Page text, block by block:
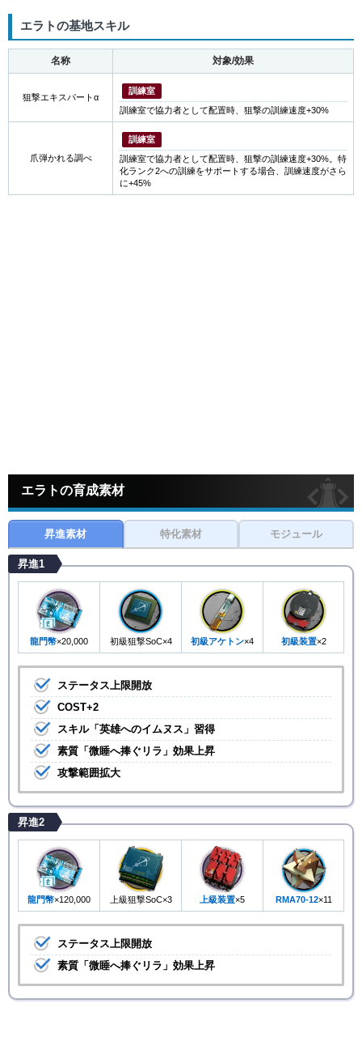
エラトの基地スキル
名称 対象/効果
狙撃エキスパートα
訓練室
訓練室で協力者として配置時、狙撃の訓練速度+30%
爪弾かれる調べ
訓練室
訓練室で協力者として配置時、狙撃の訓練速度+30%。特
化ランク2への訓練をサポートする場合、訓練速度がさら
に+45%
エラトの育成素材
昇進素材 特化素材 モジュール
昇進1
龍門幣×20,000 初級狙撃SoC×4 初級アケトン×4 初級装置×2
ステータス上限開放
COST+2
スキル「英雄へのイムヌス」習得
素質「微睡へ捧ぐリラ」効果上昇
攻撃範囲拡大
昇進2
龍門幣×120,000 上級狙撃SoC×3 上級装置×5 RMA70-12×11
ステータス上限開放
素質「微睡へ捧ぐリラ」効果上昇